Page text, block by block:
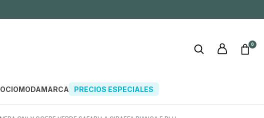
0
OCIOMODAMARCAS PRECIOS ESPECIALES